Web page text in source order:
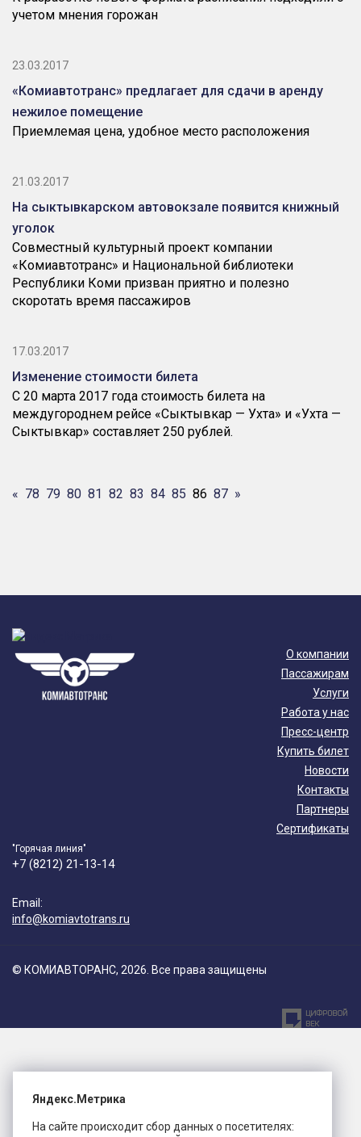
учетом мнения горожан
23.03.2017
«Комиавтотранс» предлагает для сдачи в аренду
нежилое помещение
Приемлемая цена, удобное место расположения
21.03.2017
На сыктывкарском автовокзале появится книжный
уголок
Совместный культурный проект компании
«Комиавтотранс» и Национальной библиотеки
Республики Коми призван приятно и полезно
скоротать время пассажиров
17.03.2017
Изменение стоимости билета
С 20 марта 2017 года стоимость билета на
междугороднем рейсе «Сыктывкар — Ухта» и «Ухта —
Сыктывкар» составляет 250 рублей.
« 78 79 80 81 82 83 84 85 86 87 »
О компании
Пассажирам
Услуги
Работа у нас
Пресс-центр
Купить билет
Новости
Контакты
Партнеры
Сертификаты
"Горячая линия"
+7 (8212) 21-13-14
Email:
info@komiavtotrans.ru
© КОМИАВТОРАНС, 2026. Все права защищены
Яндекс.Метрика
На сайте происходит сбор данных о посетителях: